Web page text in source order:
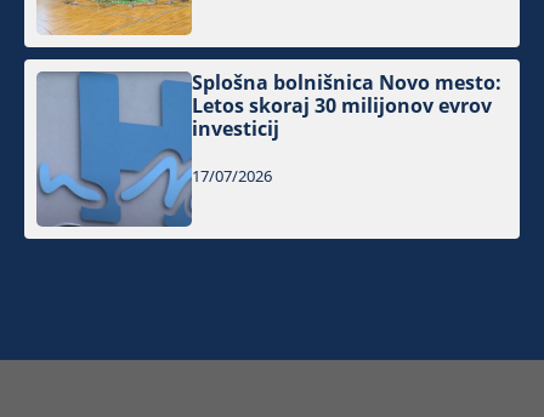
Splošna bolnišnica Novo mesto:
Letos skoraj 30 milijonov evrov
investicij
17/07/2026